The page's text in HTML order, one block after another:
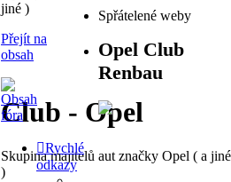
jiné )
Přejít na
obsah
Club - Opel
Skupina majitelů aut značky Opel ( a jiné
)
Rychlé
odkazy
Spřátelené weby
Opel Club
Renbau